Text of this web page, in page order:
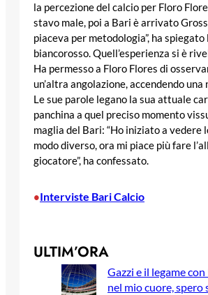
la percezione del calcio per Floro
stavo male, poi a Bari è arrivato
piaceva per metodologia”, ha spiegato
biancorosso. Quell’esperienza si è
Ha permesso a Floro Flores di
un’altra angolazione, accendendo una
Le sue parole legano la sua attuale
panchina a quel preciso momento
maglia del Bari: “Ho iniziato a vedere
modo diverso, ora mi piace più fare
giocatore”, ha confessato.
•Interviste Bari Calcio
ULTIM’ORA
Gazzi e il legame
nel mio cuore, spero